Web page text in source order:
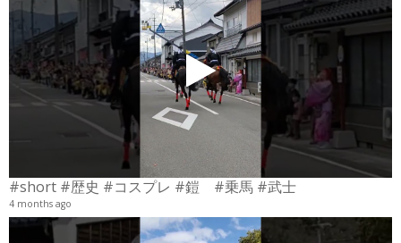
#short #歴史 #コスプレ #鎧 #乗馬 #武士
4 months ago